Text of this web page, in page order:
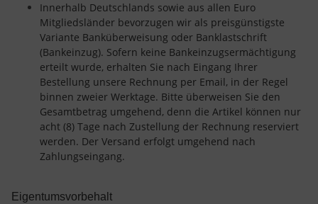
Innerhalb Deutschlands sowie aus allen Euro
Mitgliedsländer bevorzugen wir als preisgünstigste
Variante Banküberweisung oder Banklastschrift
(Bankeinzug). Sofern keine Bankeinzugsermächtigung
erteilt wurde, erhalten Sie nach Eingang Ihrer
Bestellung unsere Rechnung per Email, in der Regel
binnen zweier Werktage. Bitte überweisen Sie den
Gesamtbetrag umgehend, denn die Artikel können nur
acht (8) Tage nach Zustellung der Rechnung reserviert
werden. Der Versand erfolgt umgehend nach
Zahlungseingang.
Eigentumsvorbehalt